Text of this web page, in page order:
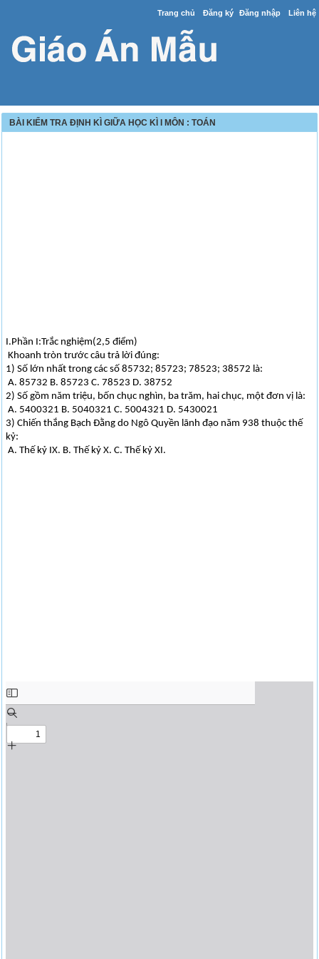
Trang chủ Đăng ký Đăng nhập Liên hệ
BÀI KIỂM TRA ĐỊNH KÌ GIỮA HỌC KÌ I MÔN : TOÁN
I.Phần I:Trắc nghiệm(2,5 điểm)
Khoanh tròn trước câu trả lời đúng:
1) Số lớn nhất trong các số 85732; 85723; 78523; 38572 là:
A. 85732 B. 85723 C. 78523 D. 38752
2) Số gồm năm triệu, bốn chục nghìn, ba trăm, hai chục, một đơn vị là:
A. 5400321 B. 5040321 C. 5004321 D. 5430021
3) Chiến thắng Bạch Đằng do Ngô Quyền lãnh đạo năm 938 thuộc thế
kỷ:
A. Thế kỷ IX. B. Thế kỷ X. C. Thế kỷ XI.